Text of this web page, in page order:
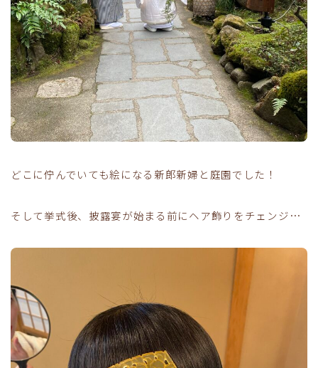
どこに佇んでいても絵になる新郎新婦と庭園でした！
そして挙式後、披露宴が始まる前にヘア飾りをチェンジ…